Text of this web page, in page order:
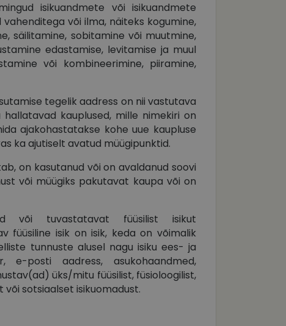
isikuandmete või isikuandmete
või ilma, näiteks kogumine,
säilitamine, sobitamine või muutmine,
edastamise, levitamise ja muul
või kombineerimine, piiramine,
tegelik aadress on nii vastutava
kauplused, mille nimekiri on
ajakohastatakse kohe uue kaupluse
ka ajutiselt avatud müügipunktid.
on kasutanud või on avaldanud soovi
või müügiks pakutavat kaupa või on
või tuvastatavat füüsilist isikut
füüsiline isik on isik, keda on võimalik
tunnuste alusel nagu isiku ees- ja
e-posti aadress, asukohaandmed,
üks/mitu füüsilist, füsioloogilist,
või sotsiaalset isikuomadust.